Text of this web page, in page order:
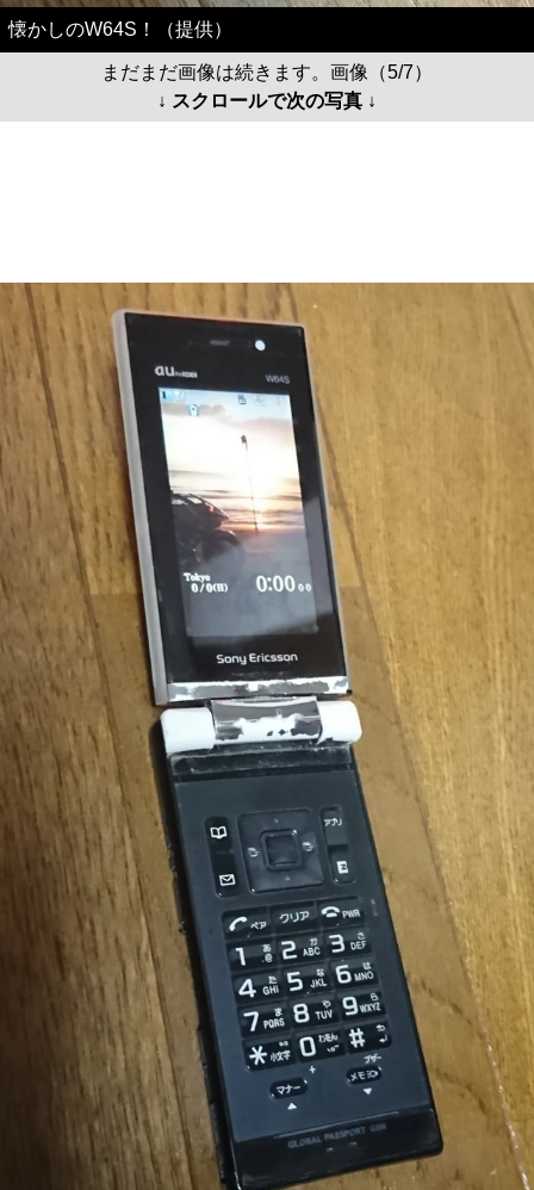
懐かしのW64S！（提供）
まだまだ画像は続きます。画像（5/7）
↓ スクロールで次の写真 ↓